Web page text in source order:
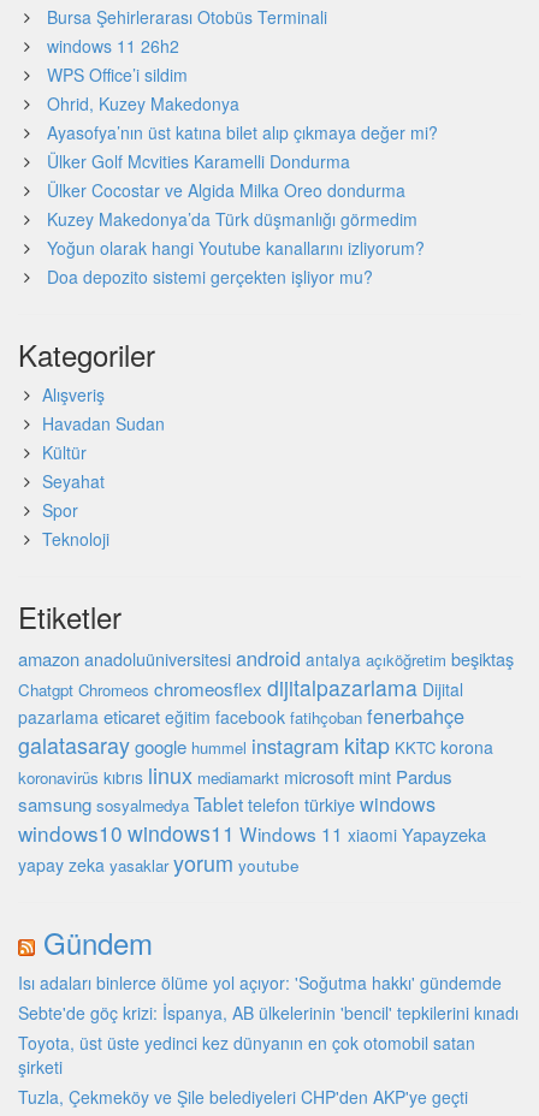
Bursa Şehirlerarası Otobüs Terminali
windows 11 26h2
WPS Office’i sildim
Ohrid, Kuzey Makedonya
Ayasofya’nın üst katına bilet alıp çıkmaya değer mi?
Ülker Golf Mcvities Karamelli Dondurma
Ülker Cocostar ve Algida Milka Oreo dondurma
Kuzey Makedonya’da Türk düşmanlığı görmedim
Yoğun olarak hangi Youtube kanallarını izliyorum?
Doa depozito sistemi gerçekten işliyor mu?
Kategoriler
Alışveriş
Havadan Sudan
Kültür
Seyahat
Spor
Teknoloji
Etiketler
amazonanadoluüniversitesiandroid antalya açıköğretim beşiktaş
Chatgpt Chromeos chromeosflex dijitalpazarlama Dijital
pazarlama eticaret eğitim facebook fatihçoban fenerbahçe
galatasaraygoogle hummel instagram kitap KKTC korona
koronavirüs kıbrıs linux mediamarkt microsoft mint Pardus
samsung sosyalmedya Tablet telefon türkiyewindows
windows10 windows11 Windows 11 xiaomi Yapayzeka
yapay zeka yasaklar yorum youtube
Gündem
Isı adaları binlerce ölüme yol açıyor: 'Soğutma hakkı' gündemde
Sebte'de göç krizi: İspanya, AB ülkelerinin 'bencil' tepkilerini kınadı
Toyota, üst üste yedinci kez dünyanın en çok otomobil satan
şirketi
Tuzla, Çekmeköy ve Şile belediyeleri CHP'den AKP'ye geçti